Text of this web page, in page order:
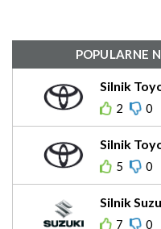
POPULARNE
Silnik
Hybrid
2 0
Silnik
Hybrid
5 0
Silnik
Smart
7 0